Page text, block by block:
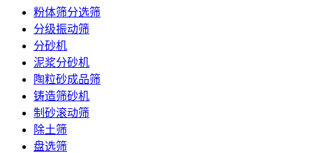
粉体筛分选筛
分级振动筛
分砂机
泥浆分砂机
陶粒砂成品筛
铸造筛砂机
制砂滚动筛
除土筛
盘选筛